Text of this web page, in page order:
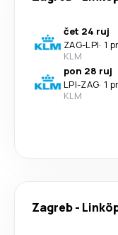
čet 24 ruj
ZAG-LPI· 1
KLM
pon 28 ruj
LPI-ZAG· 1
KLM
Zagreb-